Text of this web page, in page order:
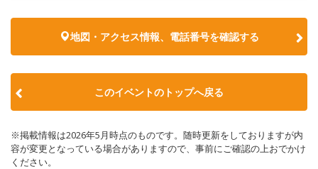
地図・アクセス情報、電話番号を確認する
このイベントのトップへ戻る
※掲載情報は2026年5月時点のものです。随時更新をしておりますが内
容が変更となっている場合がありますので、事前にご確認の上おでかけ
ください。